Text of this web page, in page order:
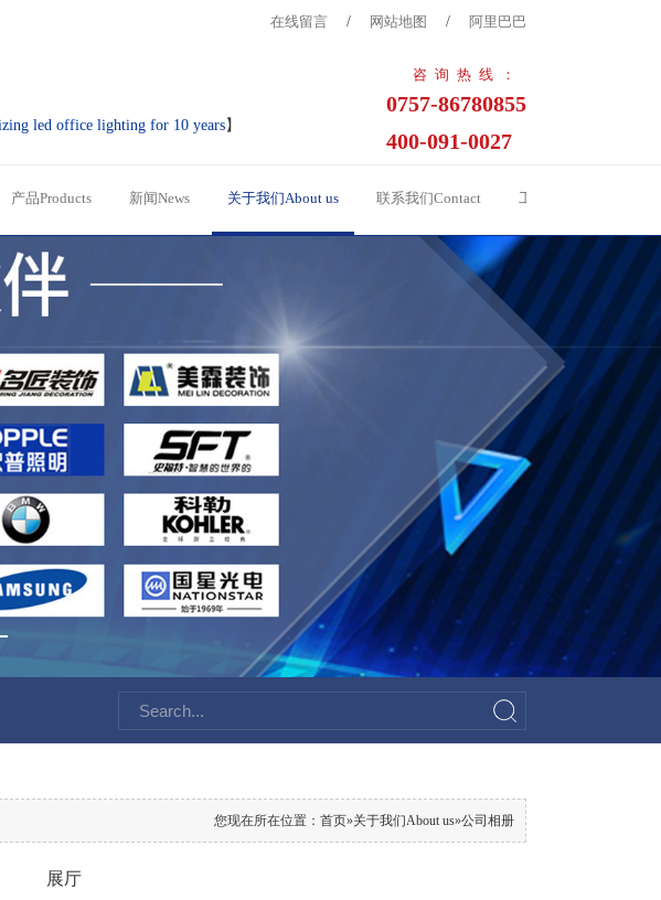
在线留言 / 网站地图 / 阿里巴巴
led office lighting for 10 years】
咨询热线：
0757-86780855
400-091-0027
产品Products 新闻News 关于我们About us 联系我们Contact 工程案例
您现在所在位置： 首页»关于我们About us»公司相册
展厅